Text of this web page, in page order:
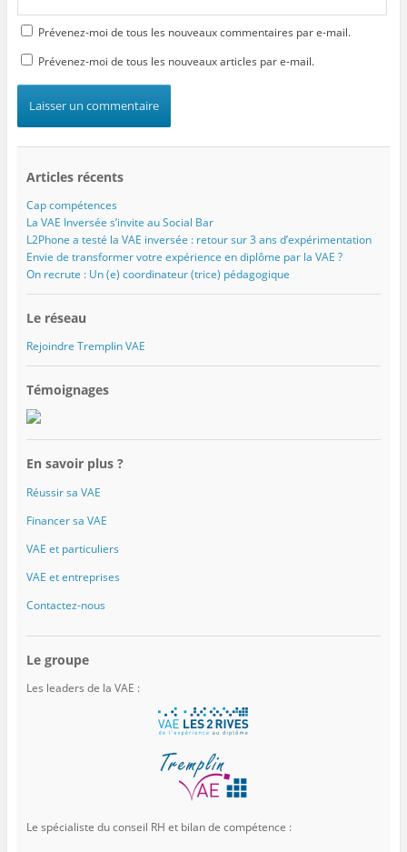
Prévenez-moi de tous les nouveaux commentaires par e-mail.
Prévenez-moi de tous les nouveaux articles par e-mail.
Articles récents
Cap compétences
La VAE Inversée s’invite au Social Bar
L2Phone a testé la VAE inversée : retour sur 3 ans d’expérimentation
Envie de transformer votre expérience en diplôme par la VAE ?
On recrute : Un (e) coordinateur (trice) pédagogique
Le réseau
Rejoindre Tremplin VAE
Témoignages
En savoir plus ?
Réussir sa VAE
Financer sa VAE
VAE et particuliers
VAE et entreprises
Contactez-nous
Le groupe
Les leaders de la VAE :
Le spécialiste du conseil RH et bilan de compétence :